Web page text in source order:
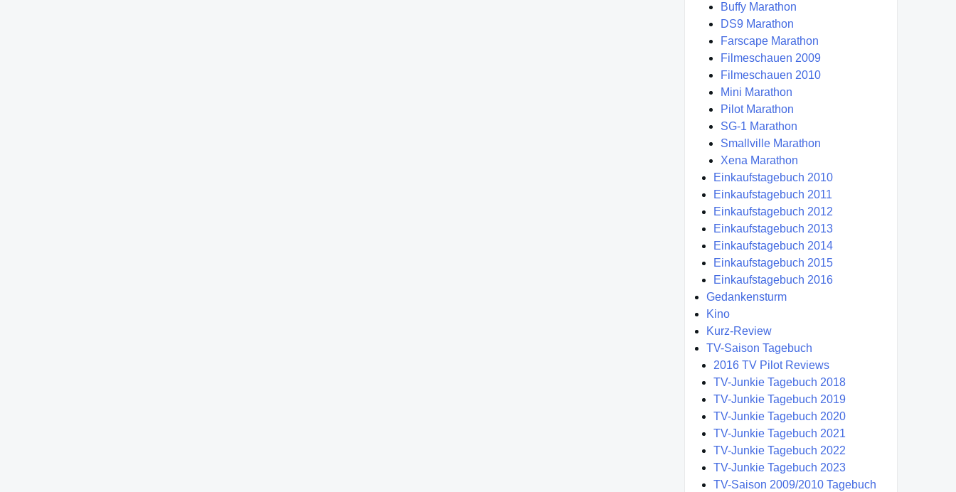
Buffy Marathon
DS9 Marathon
Farscape Marathon
Filmeschauen 2009
Filmeschauen 2010
Mini Marathon
Pilot Marathon
SG-1 Marathon
Smallville Marathon
Xena Marathon
Einkaufstagebuch 2010
Einkaufstagebuch 2011
Einkaufstagebuch 2012
Einkaufstagebuch 2013
Einkaufstagebuch 2014
Einkaufstagebuch 2015
Einkaufstagebuch 2016
Gedankensturm
Kino
Kurz-Review
TV-Saison Tagebuch
2016 TV Pilot Reviews
TV-Junkie Tagebuch 2018
TV-Junkie Tagebuch 2019
TV-Junkie Tagebuch 2020
TV-Junkie Tagebuch 2021
TV-Junkie Tagebuch 2022
TV-Junkie Tagebuch 2023
TV-Saison 2009/2010 Tagebuch